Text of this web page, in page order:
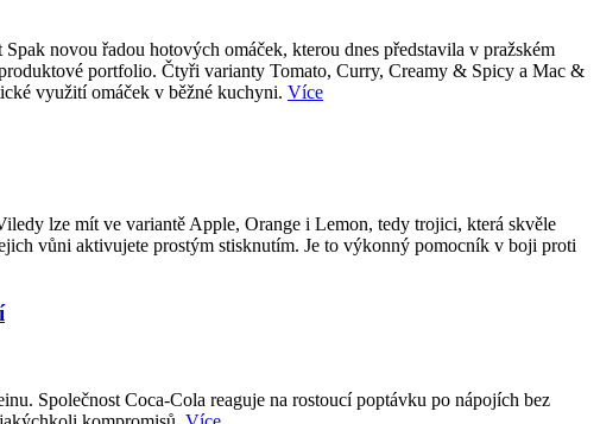
novou řadou hotových omáček, kterou dnes představila v pražském
portfolio. Čtyři varianty Tomato, Curry, Creamy & Spicy a Mac &
využití omáček v běžné kuchyni. Více
lze mít ve variantě Apple, Orange i Lemon, tedy trojici, která skvěle
vůni aktivujete prostým stisknutím. Je to výkonný pomocník v boji proti
Společnost Coca-Cola reaguje na rostoucí poptávku po nápojích bez